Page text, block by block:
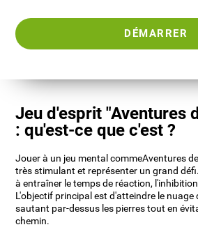
DÉMARRER
Jeu d'esprit "Aventures
: qu'est-ce que c'est ?
Jouer à un jeu mental commeAventures
très stimulant et représenter un grand
à entraîner le temps de réaction,
L'objectif principal est d'atteindre le nuage
sautant par-dessus les pierres tout en
chemin.